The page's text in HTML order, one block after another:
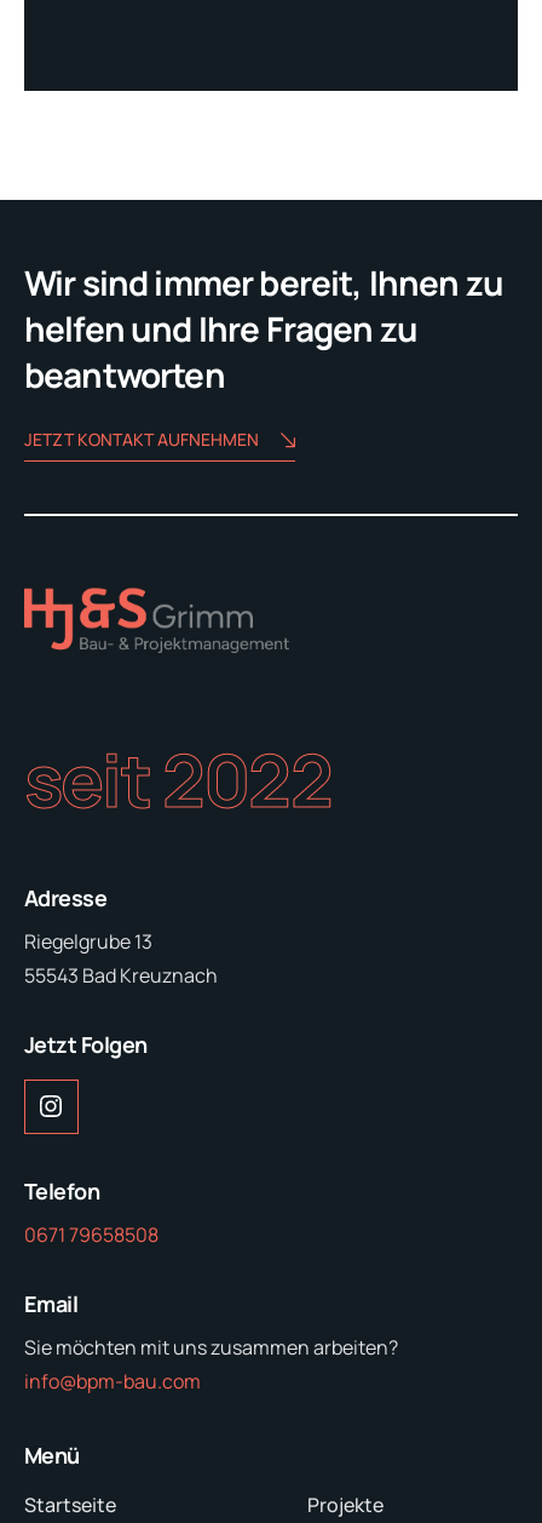
Wir sind immer bereit, Ihnen zu
helfen und Ihre Fragen zu
beantworten
JETZT KONTAKT AUFNEHMEN
seit 2022
Adresse
Riegelgrube 13
55543 Bad Kreuznach
Jetzt Folgen
Telefon
0671 79658508
Email
Sie möchten mit uns zusammen arbeiten?
info@bpm-bau.com
Menü
Startseite Projekte